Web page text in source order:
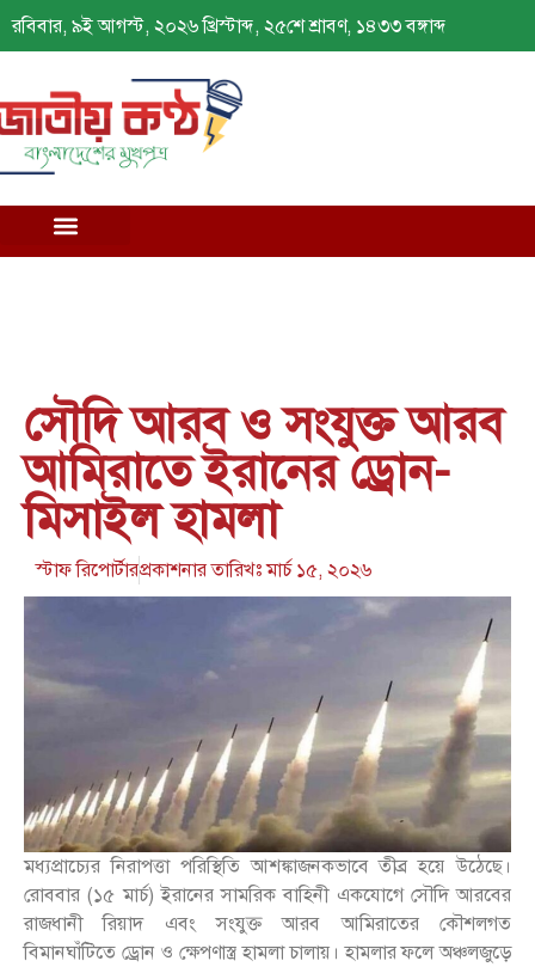
রবিবার, ৯ই আগস্ট, ২০২৬ খ্রিস্টাব্দ, ২৫শে শ্রাবণ, ১৪৩৩ বঙ্গাব্দ
সৌদি আরব ও সংযুক্ত আরব
আমিরাতে ইরানের ড্রোন-
মিসাইল হামলা
স্টাফ রিপোর্টারপ্রকাশনার তারিখঃমার্চ ১৫, ২০২৬
মধ্যপ্রাচ্যের নিরাপত্তা পরিস্থিতি আশঙ্কাজনকভাবে তীব্র হয়ে উঠেছে।
রোববার (১৫ মার্চ) ইরানের সামরিক বাহিনী একযোগে সৌদি আরবের
রাজধানী রিয়াদ এবং সংযুক্ত আরব আমিরাতের কৌশলগত
বিমানঘাঁটিতে ড্রোন ও ক্ষেপণাস্ত্র হামলা চালায়। হামলার ফলে অঞ্চলজুড়ে